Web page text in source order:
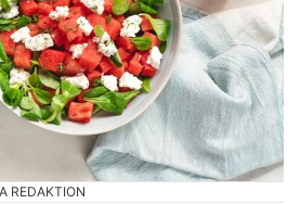
REDAKTION